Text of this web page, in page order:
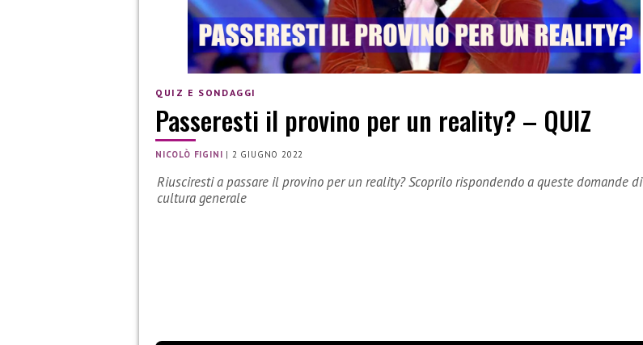
QUIZ E SONDAGGI
Passeresti il provino per un reality? – QUIZ
NICOLÒ FIGINI | 2 GIUGNO 2022
Riusciresti a passare il provino per un reality? Scoprilo rispondendo a queste domande di
cultura generale